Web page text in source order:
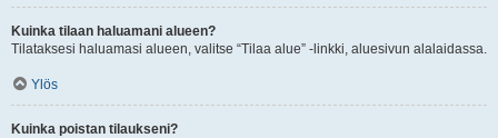
Kuinka tilaan haluamani alueen?
Tilataksesi haluamasi alueen, valitse “Tilaa alue” -linkki, aluesivun alalaidassa.
Ylös
Kuinka poistan tilaukseni?